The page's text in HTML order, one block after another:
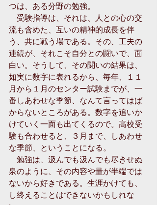
つは、ある分野の勉強。
受験指導は、それは、人との心の交
流も含めた、互いの精神的成長を伴
う、共に戦う場である。その、工夫の
連続が、それこそ自分との闘いで、面
白い。そうして、その闘いの結果は、
如実に数字に表れるから、毎年、１１
月から１月のセンター試験までが、一
番しあわせな季節、なんて言ってはば
からないところがある。数字を追いか
けていく一面も出てくるので。高校受
験も合わせると、３月まで、しあわせ
な季節、ということになる。
勉強は、汲んでも汲んでも尽きせぬ
泉のように、その内容や量が半端では
ないから好きである。生涯かけても、
し終えることはできないかもしれな